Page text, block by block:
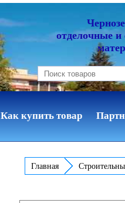
отделочные и
Как купить товар
Главная